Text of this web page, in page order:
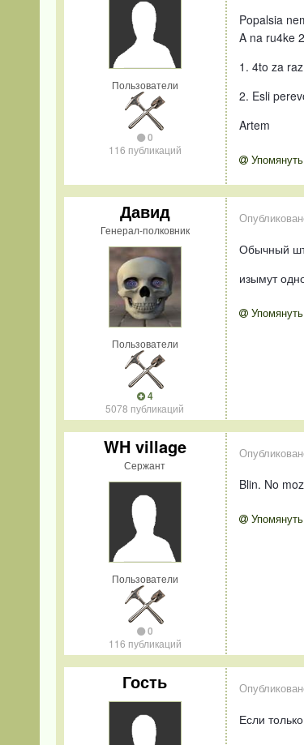
Пользователи
0
116 публикаций
Popalsia
A na ru4ke
1. 4to za
2. Esli
Artem
Давид
Генерал-полковник
Пользователи
4
5078 публикаций
Обычный
изымут
WH village
Сержант
Пользователи
0
116 публикаций
Blin. No
Гость
Если